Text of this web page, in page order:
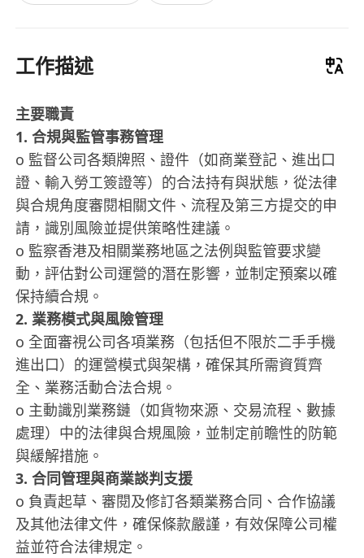
工作描述
主要職責
1. 合規與監管事務管理
o 監督公司各類牌照、證件（如商業登記、進出口
證、輸入勞工簽證等）的合法持有與狀態，從法律
與合規角度審閱相關文件、流程及第三方提交的申
請，識別風險並提供策略性建議。
o 監察香港及相關業務地區之法例與監管要求變
動，評估對公司運營的潛在影響，並制定預案以確
保持續合規。
2. 業務模式與風險管理
o 全面審視公司各項業務（包括但不限於二手手機
進出口）的運營模式與架構，確保其所需資質齊
全、業務活動合法合規。
o 主動識別業務鏈（如貨物來源、交易流程、數據
處理）中的法律與合規風險，並制定前瞻性的防範
與緩解措施。
3. 合同管理與商業談判支援
o 負責起草、審閱及修訂各類業務合同、合作協議
及其他法律文件，確保條款嚴謹，有效保障公司權
益並符合法律規定。